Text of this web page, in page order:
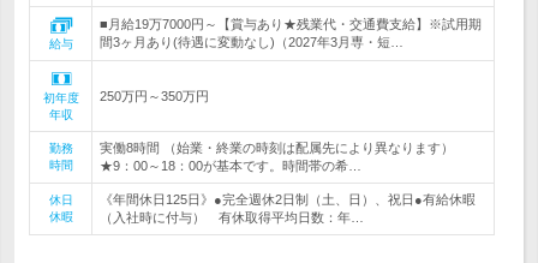
給与
■月給19万7000円～【賞与あり★残業代・交通費支給】※試用期
間3ヶ月あり(待遇に変動なし)（2027年3月専・短…
初年度
年収
250万円～350万円
勤務
時間
実働8時間 （始業・終業の時刻は配属先により異なります）
★9：00～18：00が基本です。時間帯の希…
休日
休暇
《年間休日125日》●完全週休2日制（土、日）、祝日●有給休暇
（入社時に付与） 有休取得平均日数：年…